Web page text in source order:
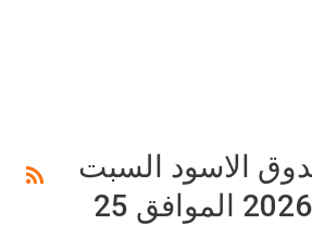
الاسود السبت
8 أغسطس 2026 الموافق 25